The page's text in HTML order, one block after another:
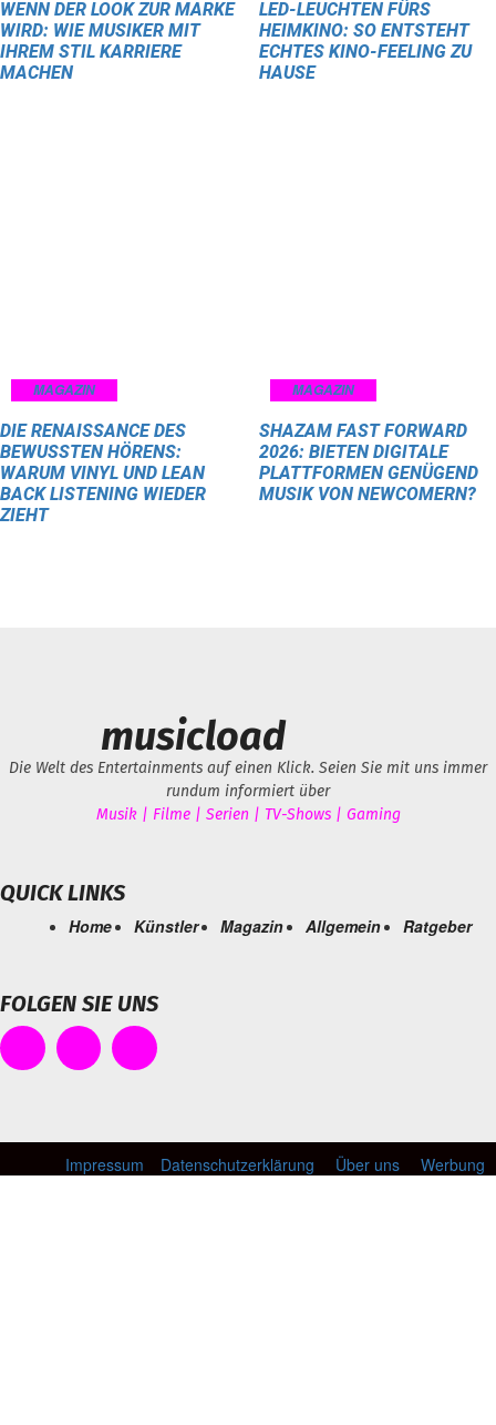
WENN DER LOOK ZUR MARKE
WIRD: WIE MUSIKER MIT
IHREM STIL KARRIERE
MACHEN
LED-LEUCHTEN FÜRS
HEIMKINO: SO ENTSTEHT
ECHTES KINO-FEELING ZU
HAUSE
MAGAZIN
DIE RENAISSANCE DES
BEWUSSTEN HÖRENS:
WARUM VINYL UND LEAN
BACK LISTENING WIEDER
ZIEHT
MAGAZIN
SHAZAM FAST FORWARD
2026: BIETEN DIGITALE
PLATTFORMEN GENÜGEND
MUSIK VON NEWCOMERN?
musicload
Die Welt des Entertainments auf einen Klick. Seien Sie mit uns immer
rundum informiert über
Musik | Filme | Serien | TV-Shows | Gaming
QUICK LINKS
Home Künstler Magazin Allgemein Ratgeber
FOLGEN SIE UNS
Impressum Datenschutzerklärung Über uns Werbung